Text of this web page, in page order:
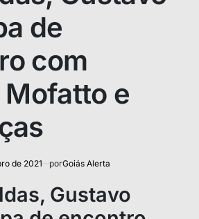
de
com
e
de 2021 porGoiás Alerta
Gustavo